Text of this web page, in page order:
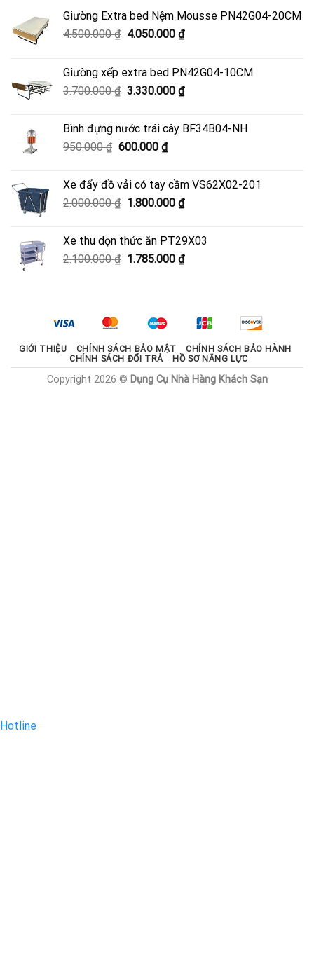
Giường Extra bed Nệm Mousse PN42G04-20CM
4.500.000₫ Giá
4.500.000 ₫.
4.050.000 ₫Giá
là:
4.050.000 ₫.
Giường xếp extra bed PN42G04-10CM
3.700.000₫ Giá
3.700.000 ₫.
3.330.000 ₫Giá
là:
Bình đựng nước trái cây BF34B04-NH
950.000₫ Giá
950.000 ₫.
600.000 ₫Giá
là:
600.000 ₫.
Xe đẩy đồ vải có tay cầm VS62X02-201
2.000.000₫ Giá
2.000.000 ₫.
1.800.000 ₫Giá
là:
1.800.000 ₫.
Xe thu dọn thức ăn PT29X03
2.100.000₫ Giá
1.785.000 ₫Giá
1.785.000 ₫.
GIỚI THIỆU CHÍNH SÁCH BẢO MẬT
CHÍNH SÁCH BẢO HÀNH
CHÍNH SÁCH ĐỔI TRẢ
HỒ SƠ NĂNG LỰC
Copyright 2026 © Dụng Cụ Nhà Hàng Khách Sạn
Hotline